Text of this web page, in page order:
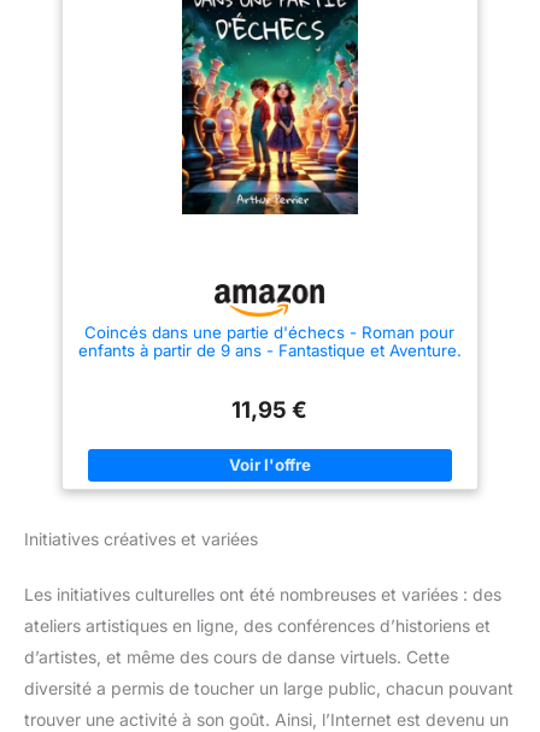
Coincés dans une partie d'échecs - Roman pour
enfants à partir de 9 ans - Fantastique et Aventure.
11,95 €
Initiatives créatives et variées
Les initiatives culturelles ont été nombreuses et variées : des
ateliers artistiques en ligne, des conférences d’historiens et
d’artistes, et même des cours de danse virtuels. Cette
diversité a permis de toucher un large public, chacun pouvant
trouver une activité à son goût. Ainsi, l’Internet est devenu un